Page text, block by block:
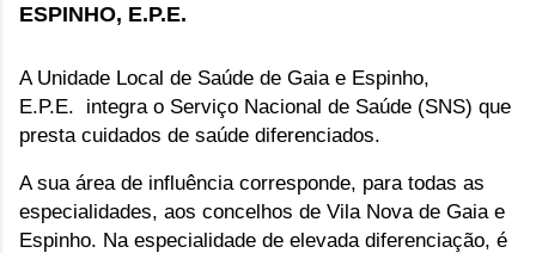
ESPINHO, E.P.E.
A Unidade Local de Saúde de Gaia e Espinho,
E.P.E. integra o Serviço Nacional de Saúde (SNS) que
presta cuidados de saúde diferenciados.
A sua área de influência corresponde, para todas as
especialidades, aos concelhos de Vila Nova de Gaia e
Espinho. Na especialidade de elevada diferenciação, é